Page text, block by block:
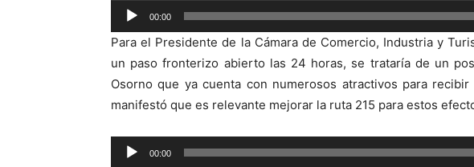
Reproductor
de
audio
00:00
Para el Presidente de la Cámara de Comercio, Industria y
un paso fronterizo abierto las 24 horas, se trataría de un
Osorno que ya cuenta con numerosos atractivos para
manifestó que es relevante mejorar la ruta 215 para estos
Reproductor
00:00